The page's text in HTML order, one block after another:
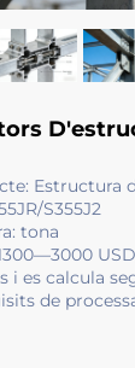
Estructura
S355J2
tona
i es calcula
de